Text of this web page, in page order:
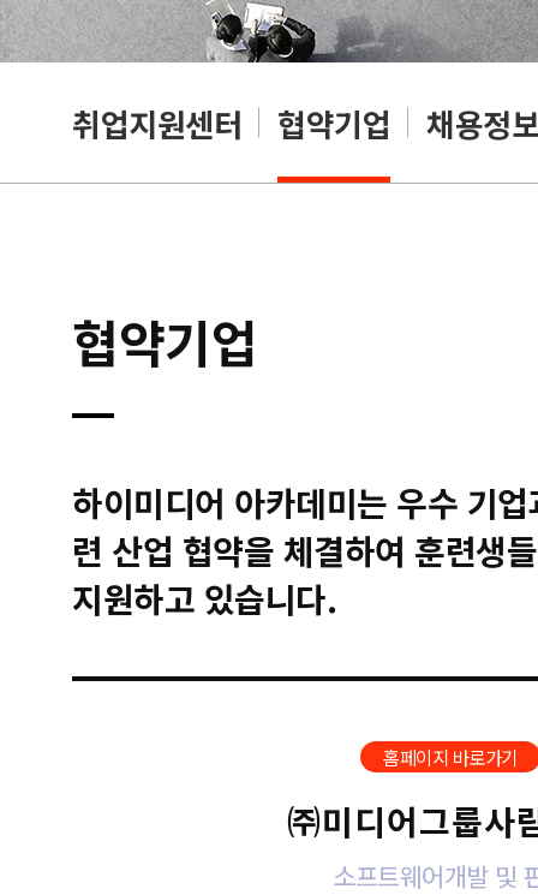
취업지원센터 협약기업 채용정보
협약기업
하이미디어 아카데미는 우수 기
련 산업 협약을 체결하여 훈련생
지원하고 있습니다.
홈페이지 바로가기
㈜미디어그룹사
소프트웨어개발 및